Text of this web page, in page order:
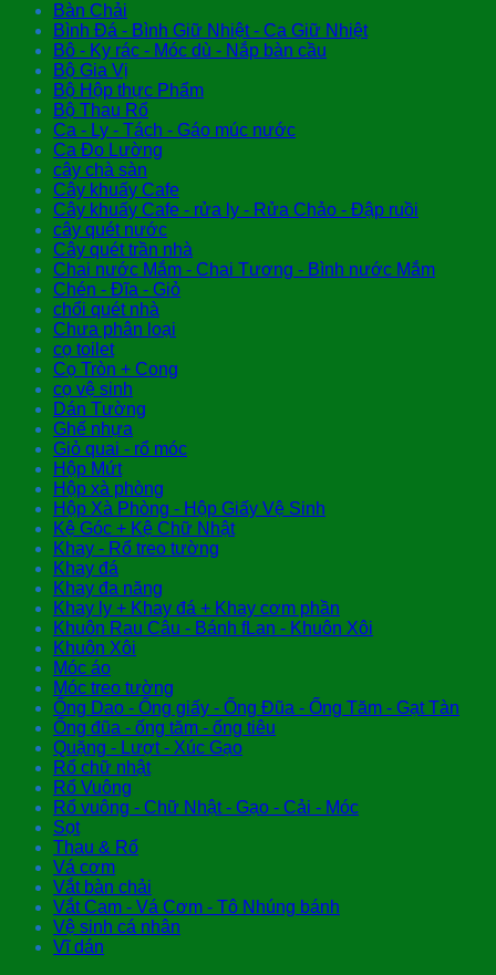
Bàn Chải
Bình Đá - Bình Giữ Nhiệt - Ca Giữ Nhiệt
Bô - Ky rác - Móc dù - Nắp bàn cầu
Bộ Gia Vị
Bộ Hộp thực Phẩm
Bộ Thau Rổ
Ca - Ly - Tách - Gáo múc nước
Ca Đo Lường
cây chà sàn
Cây khuấy Cafe
Cây khuấy Cafe - rửa ly - Rửa Chảo - Đập ruồi
cây quét nước
Cây quét trần nhà
Chai nước Mắm - Chai Tương - Bình nước Mắm
Chén - Đĩa - Giỏ
chổi quét nhà
Chưa phân loại
cọ toilet
Cọ Tròn + Cong
cọ vệ sinh
Dán Tường
Ghế nhựa
Giỏ quai - rổ móc
Hộp Mứt
Hộp xà phòng
Hộp Xà Phòng - Hộp Giấy Vệ Sinh
Kệ Góc + Kệ Chữ Nhật
Khay - Rổ treo tường
Khay đá
Khay đa năng
Khay ly + Khay đá + Khay cơm phần
Khuôn Rau Câu - Bánh fLan - Khuôn Xôi
Khuôn Xôi
Móc áo
Móc treo tường
Ống Dao - Ống giấy - Ống Đũa - Ống Tăm - Gạt Tàn
Ống đũa - ống tăm - ống tiêu
Quặng - Lượt - Xúc Gạo
Rổ chữ nhật
Rổ Vuông
Rổ vuông - Chữ Nhật - Gạo - Cải - Móc
Sọt
Thau & Rổ
Vá cơm
Vắt bàn chải
Vắt Cam - Vá Cơm - Tô Nhúng bánh
Vệ sinh cá nhân
Vĩ dán